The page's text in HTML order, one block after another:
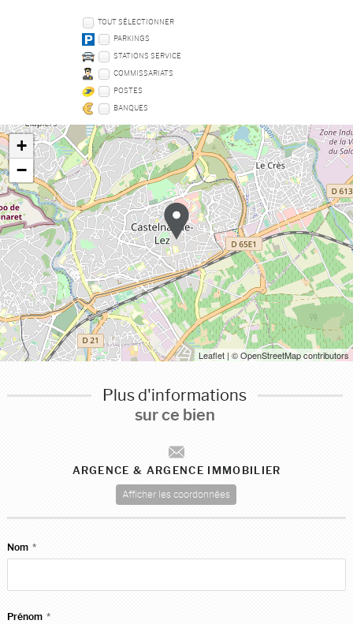
TOUT SÉLECTIONNER
PARKINGS
STATIONS SERVICE
COMMISSARIATS
POSTES
BANQUES
+
−
Leaflet | © OpenStreetMap contributors
Plus d'informations
sur ce bien
ARGENCE & ARGENCE IMMOBILIER
Afficher les coordonnées
Nom *
Prénom *